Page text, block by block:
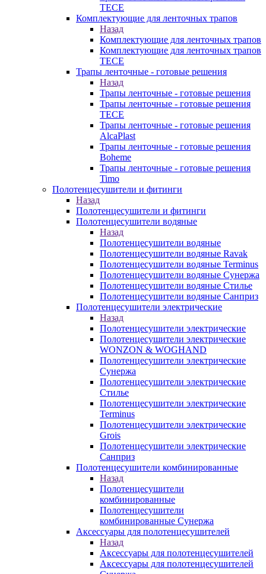
TECE
Комплектующие для ленточных трапов
Назад
Комплектующие для ленточных трапов
Комплектующие для ленточных трапов
TECE
Трапы ленточные - готовые решения
Назад
Трапы ленточные - готовые решения
Трапы ленточные - готовые решения
TECE
Трапы ленточные - готовые решения
AlcaPlast
Трапы ленточные - готовые решения
Boheme
Трапы ленточные - готовые решения
Timo
Полотенцесушители и фитинги
Назад
Полотенцесушители и фитинги
Полотенцесушители водяные
Назад
Полотенцесушители водяные
Полотенцесушители водяные Ravak
Полотенцесушители водяные Terminus
Полотенцесушители водяные Сунержа
Полотенцесушители водяные Стилье
Полотенцесушители водяные Санприз
Полотенцесушители электрические
Назад
Полотенцесушители электрические
Полотенцесушители электрические
WONZON & WOGHAND
Полотенцесушители электрические
Сунержа
Полотенцесушители электрические
Стилье
Полотенцесушители электрические
Terminus
Полотенцесушители электрические
Grois
Полотенцесушители электрические
Санприз
Полотенцесушители комбинированные
Назад
Полотенцесушители
комбинированные
Полотенцесушители
комбинированные Сунержа
Аксессуары для полотенцесушителей
Назад
Аксессуары для полотенцесушителей
Аксессуары для полотенцесушителей